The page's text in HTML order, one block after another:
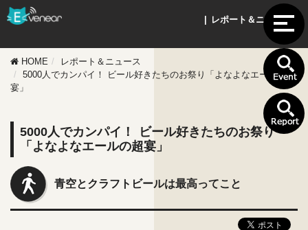
| レポート＆ニュース |
HOME
レポート＆ニュース
5000人でカンパイ！ ビール好きたちのお祭り「よなよなエールの超
宴」
5000人でカンパイ！ ビール好きたちのお祭り
「よなよなエールの超宴」
青空とクラフトビールは最高ってこと